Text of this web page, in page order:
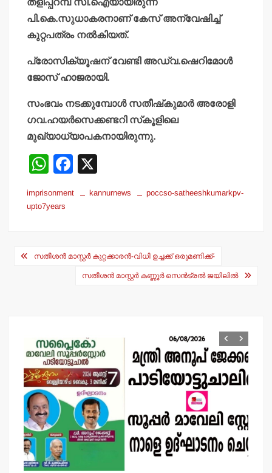
പി.കെ.സുധാകരനാണ് കേസ് അന്വേഷിച്ച്
കുറ്റപത്രം നല്‍കിയത്.
പ്രോസിക്യൂഷന് വേണ്ടി അഡ്വ.ഷെറിമോള്‍
ജോസ് ഹാജരായി.
സംഭവം നടക്കുമ്പോള്‍ സതീഷ്‌കുമാര്‍ അരോളി
ഗവ.ഹയര്‍സെക്കണ്ടറി സ്‌കൂളിലെ
മുഖ്യാധ്യാപകനായിരുന്നു.
W
at
p
F
c
o
o
imprisonment kannurnews
poccso-satheeshkumarkpv-
upto7years
Post
navigation
സതീശന്‍ മാസ്റ്റര്‍ കുറ്റക്കാരന്‍-വിധി ഉച്ചക്ക് ഒരുമണിക്ക്-
സതീശന്‍ മാസ്റ്റര്‍ കണ്ണൂര്‍ സെന്‍ട്രല്‍ ജയിലില്‍